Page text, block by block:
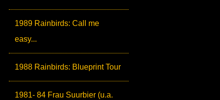
1989 Rainbirds: Call me
easy...
1988 Rainbirds: Blueprint Tour
1981- 84 Frau Suurbier (u.a.